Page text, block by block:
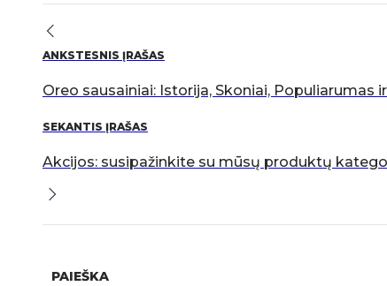
ANKSTESNIS ĮRAŠAS
Oreo sausainiai: Istorija, Skoniai, Populiarumas
SEKANTIS ĮRAŠAS
Akcijos: susipažinkite su mūsų produktų
PAIEŠKA